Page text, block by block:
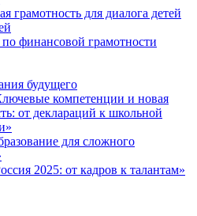
грамотность для диалога детей
финансовой грамотности
будущего
компетенции и новая
от деклараций к школьной
для сложного
2025: от кадров к талантам»